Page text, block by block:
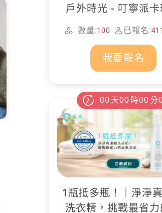
戶外時光 - 叮寧派卡
防蚊液
數量:100 已報名:411
我要報名
00 天00 時00 分
1瓶抵多瓶！｜淨淨
洗衣精，挑戰最省力